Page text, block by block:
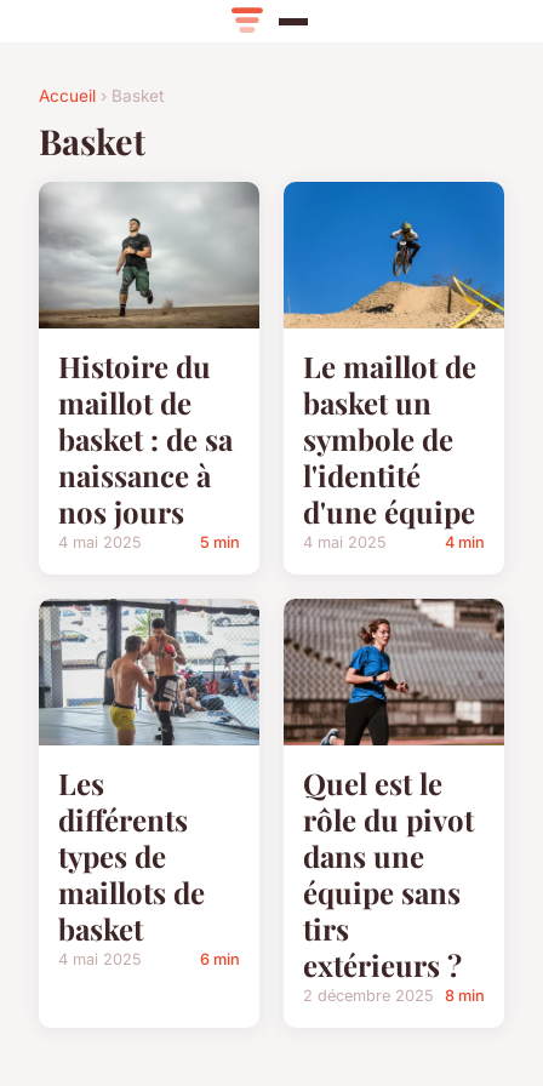
Accueil › Basket
Basket
Histoire du
maillot de
basket : de sa
naissance à
nos jours
4 mai 2025 5 min
Le maillot de
basket un
symbole de
l'identité
d'une équipe
4 mai 2025 4 min
Les
différents
types de
maillots de
basket
4 mai 2025 6 min
Quel est le
rôle du pivot
dans une
équipe sans
tirs
extérieurs ?
2 décembre 2025 8 min